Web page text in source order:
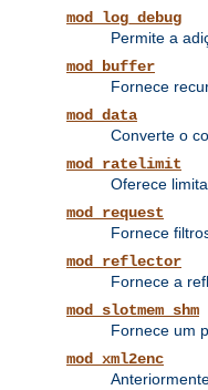
mod_log_debug
Permite a
mod_buffer
Fornece
mod_data
Converte o
mod_ratelimit
Oferece
mod_request
Fornece
mod_reflector
Fornece a
mod_slotmem_shm
Fornece um
mod_xml2enc